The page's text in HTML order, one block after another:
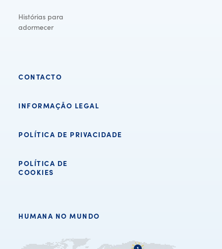
Histórias para
adormecer
CONTACTO
INFORMAÇÃO LEGAL
POLÍTICA DE PRIVACIDADE
POLÍTICA DE
COOKIES
HUMANA NO MUNDO